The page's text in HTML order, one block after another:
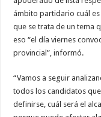
ámbito partidario cuál es
que se trata de un tema
eso “el día viernes
provincial”, informó.
“Vamos a seguir
todos los candidatos
definirse, cuál será el